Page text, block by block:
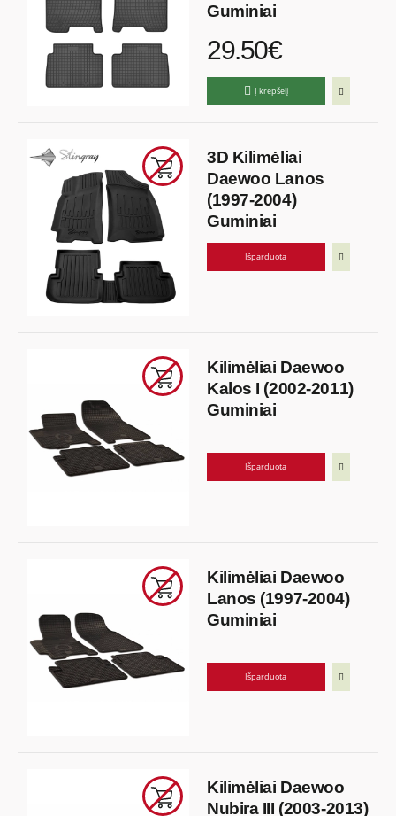
Guminiai
29.50€
Į krepšelį
3D Kilimėliai
Daewoo Lanos
(1997-2004)
Guminiai
Išparduota
Kilimėliai Daewoo
Kalos I (2002-2011)
Guminiai
Išparduota
Kilimėliai Daewoo
Lanos (1997-2004)
Guminiai
Išparduota
Kilimėliai Daewoo
Nubira III (2003-2013)